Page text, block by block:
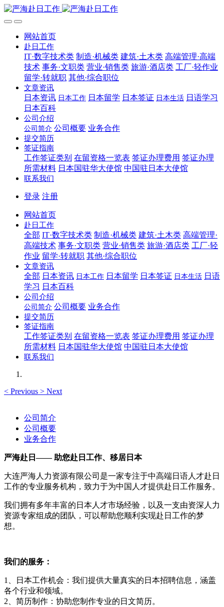
网站首页
赴日工作
IT·数字技术类 制造·机械类 建筑·土木类 高端管理·高端
技术 事务·文职类 营业·销售类 旅游·酒店类 工厂·轻作业
留学·转就职 其他·综合职位
文章资讯
日本资讯 日本工作 日本留学 日本签证 日本生活 日语学习
日本百科
公司介绍
公司简介 公司概要 业务合作
提交简历
签证指南
工作签证类别 在留资格一览表 签证办理费用 签证办理
所需材料 日本国驻华大使馆 中国驻日本大使馆
联系我们
登录 注册
网站首页
赴日工作
全部 IT·数字技术类 制造·机械类 建筑·土木类 高端管理·
高端技术 事务·文职类 营业·销售类 旅游·酒店类 工厂·轻
作业 留学·转就职 其他·综合职位
文章资讯
全部 日本资讯 日本工作 日本留学 日本签证 日本生活 日语
学习 日本百科
公司介绍
公司简介 公司概要 业务合作
提交简历
签证指南
工作签证类别 在留资格一览表 签证办理费用 签证办理
所需材料 日本国驻华大使馆 中国驻日本大使馆
联系我们
< Previous > Next
公司简介
公司概要
业务合作
严海赴日—— 助您赴日工作、移居日本
大连严海人力资源有限公司是一家专注于中高端日语人才赴日
工作的专业服务机构，致力于为中国人才提供赴日工作服务。
我们拥有多年丰富的日本人才市场经验，以及一支由资深人力
资源专家组成的团队，可以帮助您顺利实现赴日工作的梦
想。
我们的服务：
1、日本工作机会：我们提供大量真实的日本招聘信息，涵盖
各个行业和领域。
2、简历制作：协助您制作专业的日文简历。